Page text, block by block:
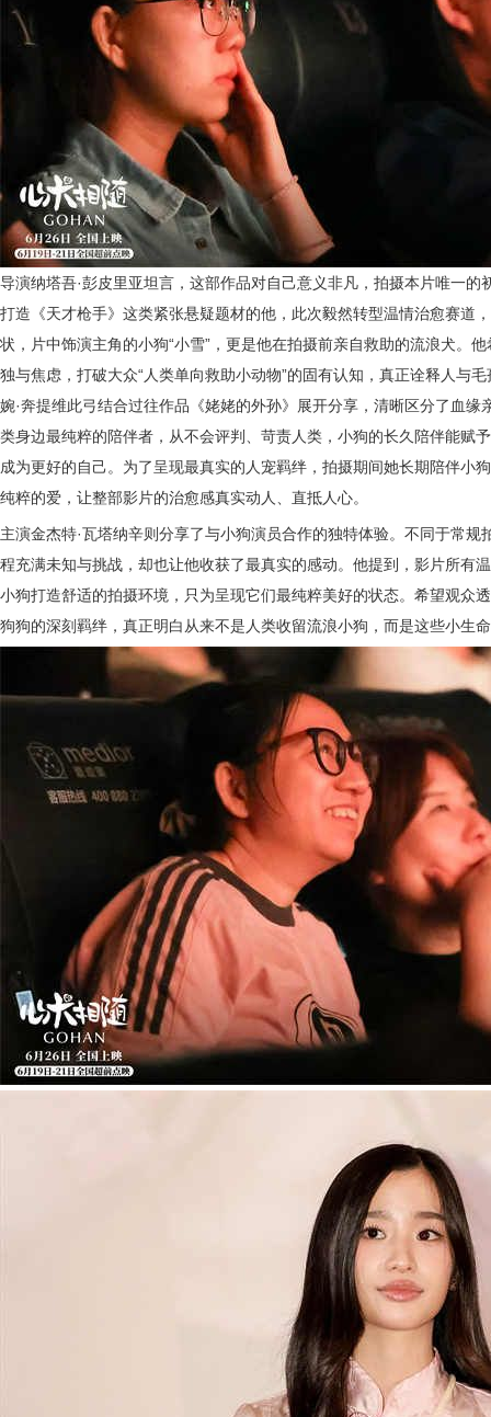
导演纳塔吾·彭皮里亚坦言，这部作品对自己意义非凡， 拍摄本片唯一的
打造《天才枪手》这类紧张悬疑题材的他，此次毅然转型温情治愈赛道
状，片中饰演主角的小狗“小雪”，更是他在拍摄前亲自救助的流浪犬。
独与焦虑，打破大众“人类单向救助小动物”的固有认知，真正诠释人与
婉·奔提维此弓结合过往作品《姥姥的外孙》展开分享，清晰区分了血
类身边最纯粹的陪伴者，从不会评判、苛责人类， 小狗的长久陪伴能赋
成为更好的自己。为了呈现最真实的人宠羁绊，拍摄期间她长期陪伴小
纯粹的爱 ，让整部影片的治愈感真实动人、直抵人心。
主演金杰特·瓦塔纳辛则分享了与小狗演员合作的独特体验。不同于常
程充满未知与挑战，却也让他收获了最真实的感动。他提到，影片所有
小狗打造舒适的拍摄环境，只为呈现它们最纯粹美好的状态。 希望观众
狗狗的深刻羁绊 ，真正明白从来不是人类收留流浪小狗，而是这些小生